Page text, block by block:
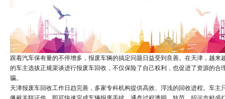
跟着汽车保有量的不停增多，报废车辆的搞定问题日益受到良善。在天津，越来
的车主选拔正规渠谈进行报废车回收，不仅保险了自己权利，也促进了资源的合
骗。
天津报废车回收工作日趋完善，多家专科机构提供高效、浮浅的回收进程。车主